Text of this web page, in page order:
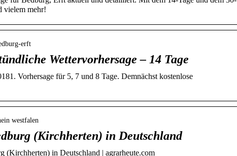
vielem mehr!
erft
Wettervorhersage – 14 Tage
Vorhersage für 5, 7 und 8 Tage. Demnächst kostenlose
westfalen
(Kirchherten) in Deutschland
(Kirchherten) in Deutschland | agrarheute.com